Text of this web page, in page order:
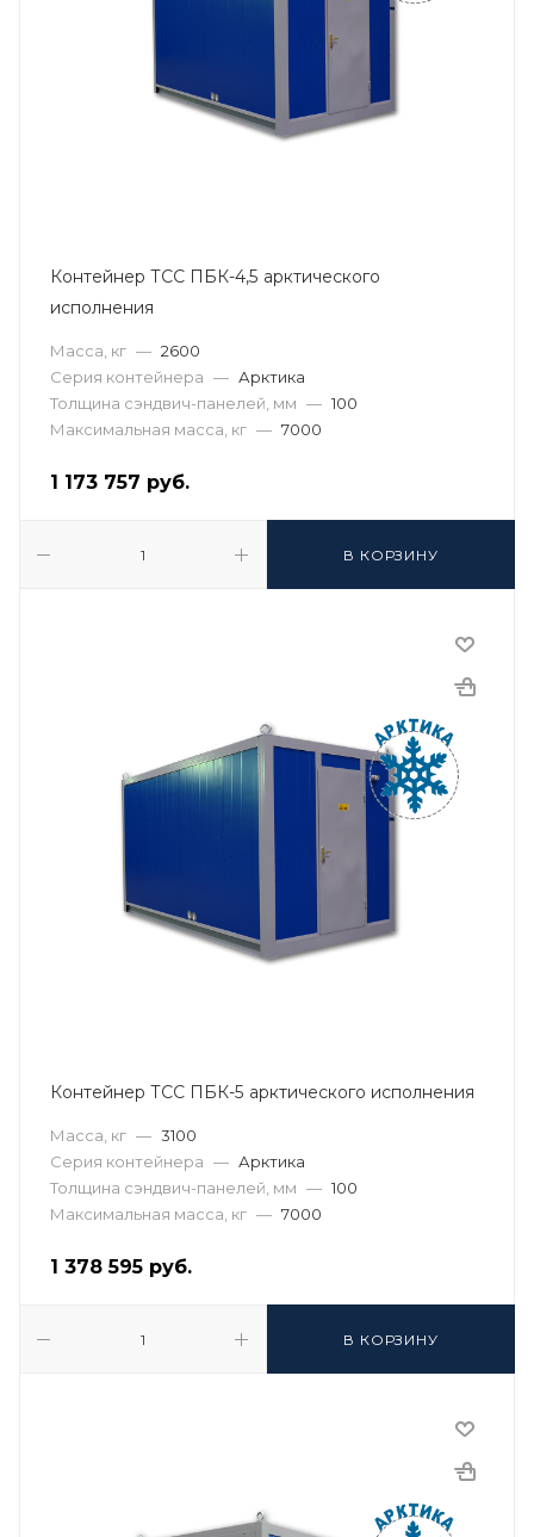
Контейнер ТСС ПБК-4,5 арктического
исполнения
Масса, кг — 2600
Серия контейнера — Арктика
Толщина сэндвич-панелей, мм — 100
Максимальная масса, кг — 7000
1 173 757 руб.
В КОРЗИНУ
Контейнер ТСС ПБК-5 арктического исполнения
Масса, кг — 3100
Серия контейнера — Арктика
Толщина сэндвич-панелей, мм — 100
Максимальная масса, кг — 7000
1 378 595 руб.
В КОРЗИНУ